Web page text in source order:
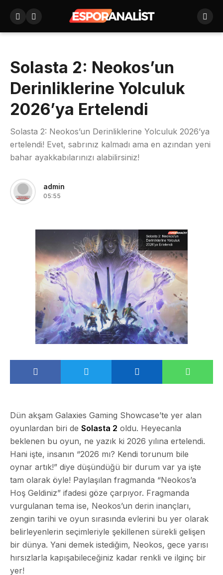
Solasta 2: Neokos’un
Derinliklerine Yolculuk
2026’ya Ertelendi
Solasta 2: Neokos’un Derinliklerine Yolculuk 2026’ya
ertelendi! Evet, sabrınız kalmadı ama en azından yeni
bahar ayakkabılarınızı alabilirsiniz!
admin
05:55
Dün akşam Galaxies Gaming Showcase’te yer alan
oyunlardan biri de Solasta 2 oldu. Heyecanla
beklenen bu oyun, ne yazık ki 2026 yılına ertelendi.
Hani işte, insanın “2026 mı? Kendi torunum bile
oynar artık!” diye düşündüğü bir durum var ya işte
tam olarak öyle! Paylaşılan fragmanda “Neokos’a
Hoş Geldiniz” ifadesi göze çarpıyor. Fragmanda
vurgulanan tema ise, Neokos’un derin inançları,
zengin tarihi ve oyun sırasında evlerini bu yer olarak
belirleyenlerin seçimleriyle şekillenen sürekli gelişen
bir dünya. Yani demek istediğim, Neokos, gece yarısı
hırsızlarla kapışabileceğiniz kadar renkli ve ilginç bir
yer!